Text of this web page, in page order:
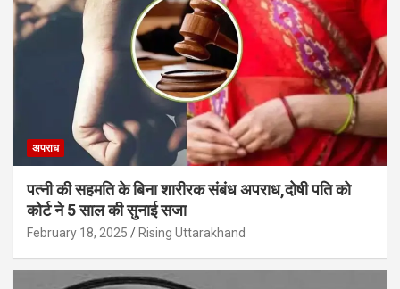
अपराध
पत्नी की सहमति के बिना शारीरक संबंध अपराध,दोषी पति को
कोर्ट ने 5 साल की सुनाई सजा
February 18, 2025 Rising Uttarakhand